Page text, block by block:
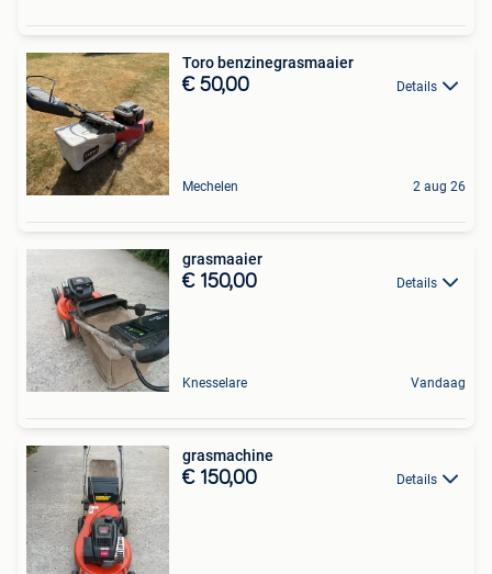
Toro benzinegrasmaaier
€ 50,00 Details
Mechelen 2 aug 26
grasmaaier
€ 150,00 Details
Knesselare Vandaag
grasmachine
€ 150,00 Details